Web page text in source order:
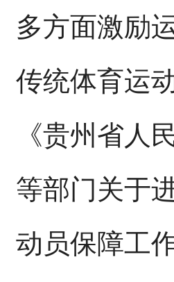
多方面激励
传统体育运
《贵州省人
等部门关于
动员保障工